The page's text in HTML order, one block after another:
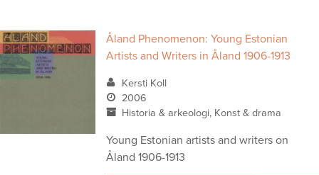
Åland Phenomenon: Young Estonian
Artists and Writers in Åland 1906-1913
Kersti Koll
2006
Historia & arkeologi, Konst & drama
Young Estonian artists and writers on
Åland 1906-1913